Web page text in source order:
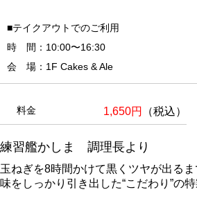
■テイクアウトでのご利用
時 間：10:00〜16:30
会 場：1F Cakes & Ale
料金 1,650円 （税込）
練習艦かしま 調理長より
玉ねぎを8時間かけて黒くツヤが出る
味をしっかり引き出した“こだわり”の